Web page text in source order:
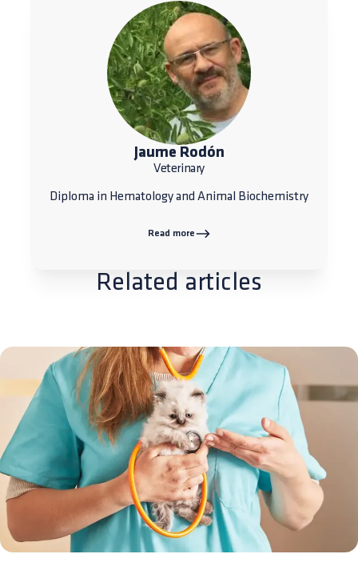
Jaume Rodón
Veterinary
Diploma in Hematology and Animal Biochemistry
Read more
Related articles